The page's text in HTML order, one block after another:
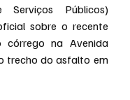
Públicos)
sobre o recente
córrego na Avenida
trecho do asfalto em